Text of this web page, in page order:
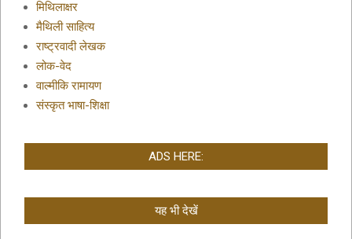
मिथिलाक्षर
मैथिली साहित्य
राष्ट्रवादी लेखक
लोक-वेद
वाल्मीकि रामायण
संस्कृत भाषा-शिक्षा
ADS HERE:
यह भी देखें